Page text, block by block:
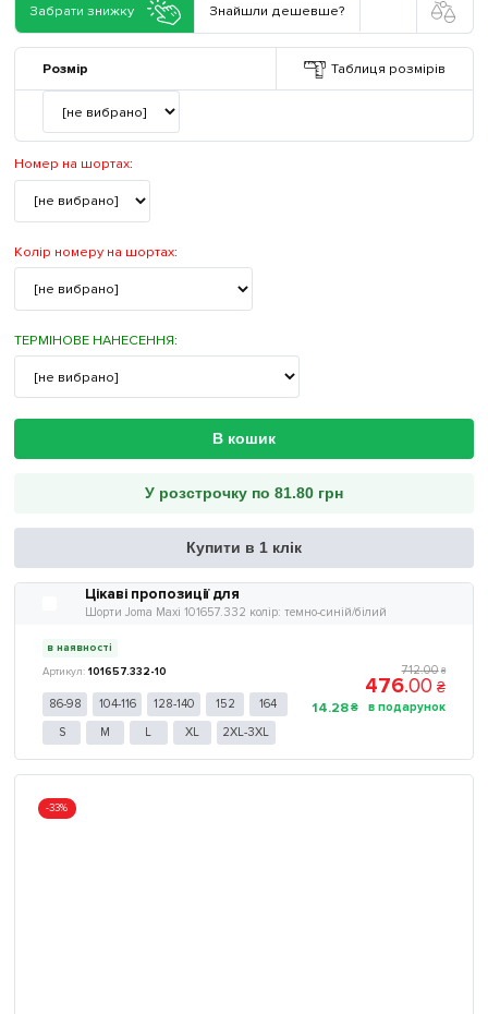
Забрати знижку Знайшли дешевше?
Розмір Таблиця розмірів
Номер на шортах:
Колір номеру на шортах:
ТЕРМІНОВЕ НАНЕСЕННЯ:
В кошик
У розстрочку по 81.80 грн
Купити в 1 клік
Цікаві пропозиції для
Шорти Joma Maxi 101657.332 колір: темно-синій/білий
в наявності
101657.332-10
86-98 104-116 128-140 152 164
S M L XL 2XL-3XL
712.00 ₴
476.00 ₴
14.28₴
-33%